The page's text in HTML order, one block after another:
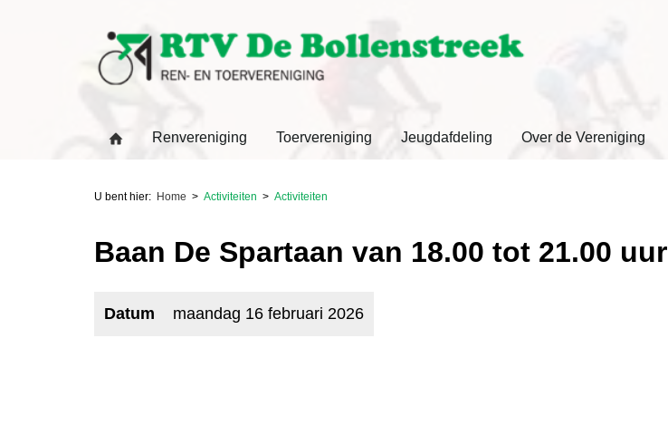
Renvereniging Toervereniging Jeugdafdeling Over de Vereniging
U bent hier: Home Activiteiten Activiteiten
Baan De Spartaan van 18.00 tot 21.00 uur
Datum maandag 16 februari 2026